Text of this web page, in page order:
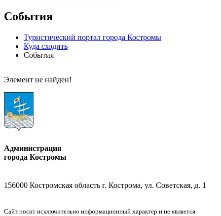
События
Туристический портал города Костромы
Куда сходить
События
Элемент не найден!
Администрация
города Костромы
156000 Костромская область г. Кострома, ул. Советская, д. 1
Сайт носит исключительно информационный характер и не является